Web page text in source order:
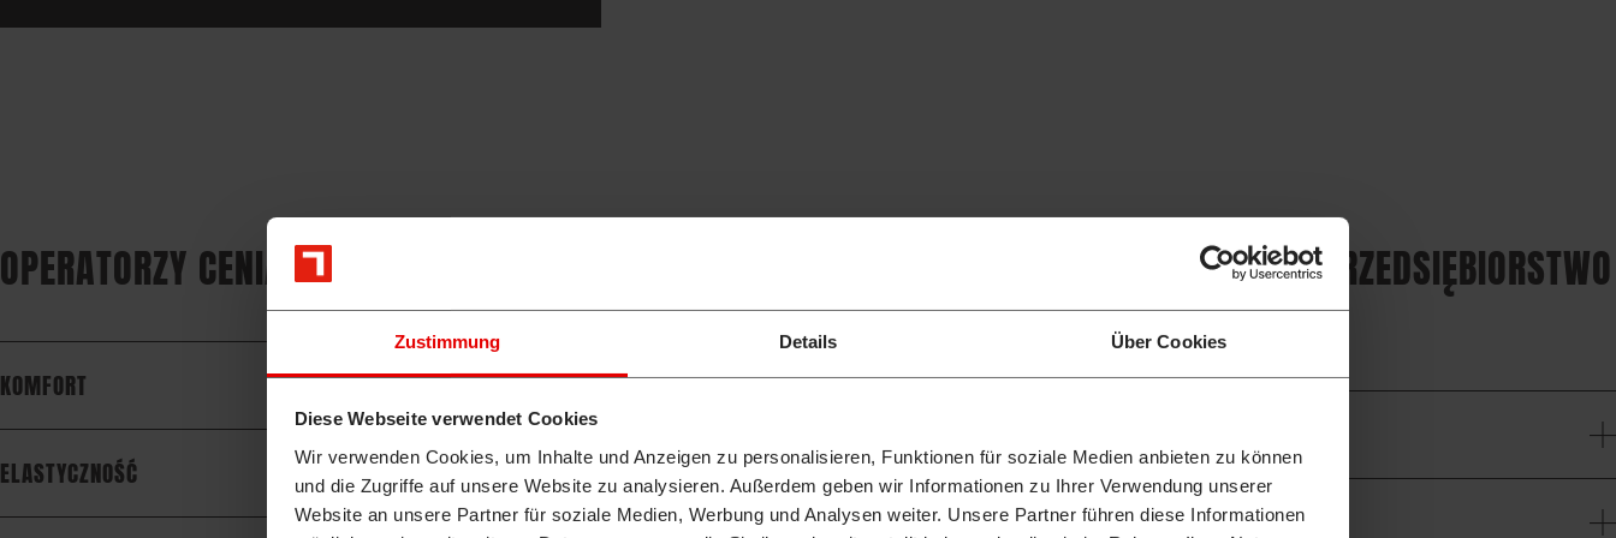
Zustimmung Details Über Cookies
Diese Webseite verwendet Cookies
Wir verwenden Cookies, um Inhalte und Anzeigen zu personalisieren, Funktionen für soziale Medien anbieten zu können
und die Zugriffe auf unsere Website zu analysieren. Außerdem geben wir Informationen zu Ihrer Verwendung unserer
Website an unsere Partner für soziale Medien, Werbung und Analysen weiter. Unsere Partner führen diese Informationen
OPERATORZY CENIĄ TB 225 PRZEDE WSZYSTKIM ZA
KOMFORT
ELASTYCZNOŚĆ
STAWIAJĄC NA TB 225 PAŃSTWA PRZEDSIĘBIORSTWO
ZYSKA DŁUGOTERMINOWE PROFITY
OSZCZĘDNOŚĆ